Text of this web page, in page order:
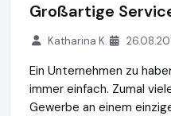
Großartige
Katharina K.
Ein Unternehmen zu
immer einfach. Zumal
Gewerbe an einem